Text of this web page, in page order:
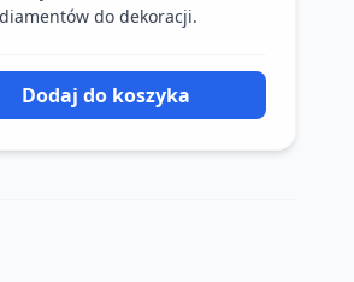
do dekoracji.
Dodaj do koszyka